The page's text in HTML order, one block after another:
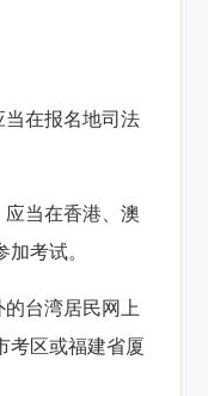
当在报名地司法
应当在香港、澳
考试。
台湾居民网上
考区或福建省厦